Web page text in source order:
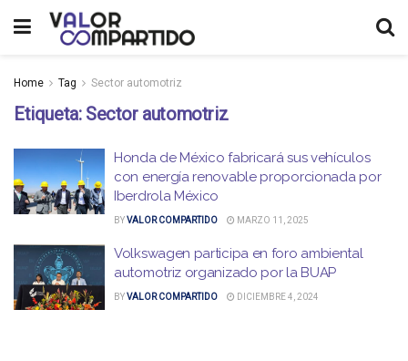
Home Tag Sector automotriz
Etiqueta: Sector automotriz
Honda de México fabricará sus vehículos
con energía renovable proporcionada por
Iberdrola México
BYVALOR COMPARTIDO MARZO 11, 2025
Volkswagen participa en foro ambiental
automotriz organizado por la BUAP
BYVALOR COMPARTIDO DICIEMBRE 4, 2024